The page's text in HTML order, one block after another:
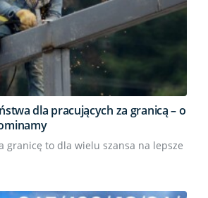
dla pracujących za granicą – o
granicę to dla wielu szansa na lepsze